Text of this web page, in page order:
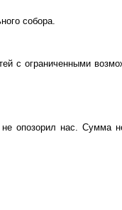
собора.
с ограниченными
опозорил нас. Сумма